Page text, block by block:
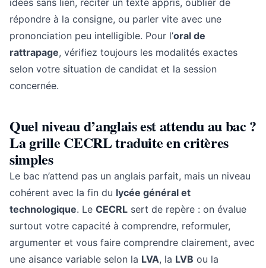
idées sans lien, réciter un texte appris, oublier de
répondre à la consigne, ou parler vite avec une
prononciation peu intelligible. Pour l’oral de
rattrapage, vérifiez toujours les modalités exactes
selon votre situation de candidat et la session
concernée.
Quel niveau d’anglais est attendu au bac ?
La grille CECRL traduite en critères
simples
Le bac n’attend pas un anglais parfait, mais un niveau
cohérent avec la fin du lycée général et
technologique. Le CECRL sert de repère : on évalue
surtout votre capacité à comprendre, reformuler,
argumenter et vous faire comprendre clairement, avec
une aisance variable selon la LVA, la LVB ou la